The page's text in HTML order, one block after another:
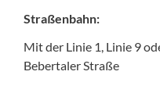
Straßenbahn:
Mit der Linie 1, Linie 9
Bebertaler Straße